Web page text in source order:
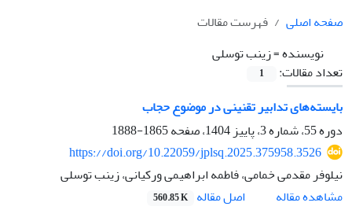
صفحه اصلی
فهرست مقالات
نویسنده =زینب توسلی
تعداد مقالات:
1
بایسته‌های تدابیر تقنینی در موضوع حجاب
دوره 55، شماره 3، پاییز 1404، صفحه
1865-1888
https://doi.org/10.22059/jplsq.2025.375958.3526
نیلوفر مقدمی خمامی، فاطمه ابراهیمی ورکیانی، زینب توسلی
مشاهده مقاله
اصل مقاله 560.85 K